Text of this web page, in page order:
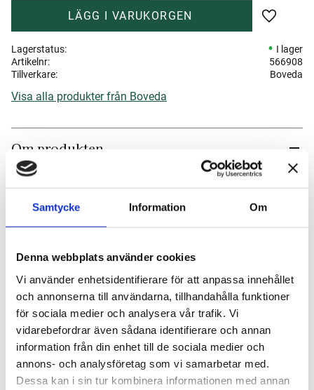
Samtycke Information Om
Denna webbplats använder cookies
Vi använder enhetsidentifierare för att anpassa innehållet
och annonserna till användarna, tillhandahålla funktioner
för sociala medier och analysera vår trafik. Vi
vidarebefordrar även sådana identifierare och annan
information från din enhet till de sociala medier och
annons- och analysföretag som vi samarbetar med.
Dessa kan i sin tur kombinera informationen med annan
Lägg till
Lagerstatus
I lager
Artikelnr
566908
Tillverkare
Boveda
Visa alla produkter från Boveda
Om produkten
luftfuktighet på 69 % RH (relativ luftfuktighet) och hjälper
efter behov.
Perfekt för korttidsförvaring av cigarrer i exempelvis en zip-
lockpåse, ett cigarrfodral eller en resehumidor.
Boveda är säker att placera i direkt kontakt med cigarrerna
och kräver ingen aktivering eller påfyllning. Blanda inte
olika fuktighetsnivåer eller andra befuktningssystem i